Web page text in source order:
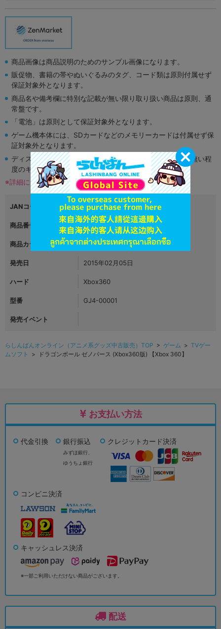
商品画像は商品説明のためのサンプル画像になります。
販促物、書籍の帯やぬいぐるみのタグ、コード類は原則付属せず
保証対象外となります。
商品名や備考欄に特別な記載が無い限り取り扱い商品は原則、通
常盤です。
「電池」は原則として保証対象外となります。
ゲーム機本体には、SDカードなどのメモリーカードは付属せず保
証対象外となります。
ディスク類の読み取り面のキズに関しまして再生に支障が無い程
度のキズがある場合がございます。
※詳細につきましてはコチラ
JANコード 4549576006147
商品番号 L00685998
商品カテゴリ ゲーム
発売日 2015年02月05日
ハード Xbox360
型番 GJ4-00001
発売イベント
らしんばんオンライン（アニメ系グッズ中古販売）TOP > ゲーム > TVゲー
ムソフト
> ドラゴンボール ゼノバース (Xbox360版) 【Xbox 360】
お支払い方法
代金引換 銀行振込
みずほ銀行、
ゆうちょ銀行
クレジットカード決済
コンビニ決済
キャッシュレス決済
※一部ご利用いただけない商品がございます。
配送